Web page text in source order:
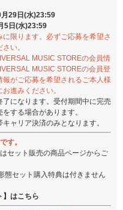
月29日(水)23:59
5日(水)23:59
限ります。必ずご応募を希望さ
い。
MUSIC STOREの会員情
MUSIC STOREの会員登
がご応募を希望されるご本人様
進みください。
になります。受付期間中に完売
する場合があります。
ャリア決済のみとなります。
す。
セット販売の商品ページからご
セット購入特典は付きません
】はこちら